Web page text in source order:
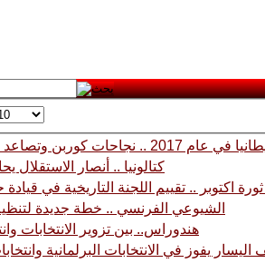
عام 2017 .. نجاحات كوربن وتصاعد المقاومة الاجتماعية
كتالونيا .. أنصار الاستقلال
الشيوعي الفرنسي .. خطة جديدة
هندوراس.. بين تزوير الانتخابات
اليسار يفوز في الانتخابات البرلمانية